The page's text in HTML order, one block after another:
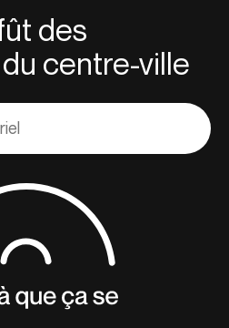
des
centre-ville